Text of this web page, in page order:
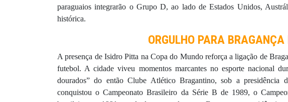
paraguaios integrarão o Grupo D, ao lado de Estados Unidos,
histórica.
ORGULHO PARA
A presença de Isidro Pitta na Copa do Mundo reforça a ligação de
futebol. A cidade viveu momentos marcantes no esporte nacional
dourados” do então Clube Atlético Bragantino, sob a presidência
conquistou o Campeonato Brasileiro da Série B de 1989, o